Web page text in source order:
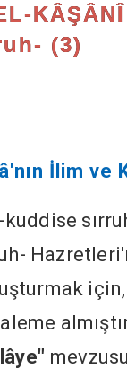
(3)
İlim ve